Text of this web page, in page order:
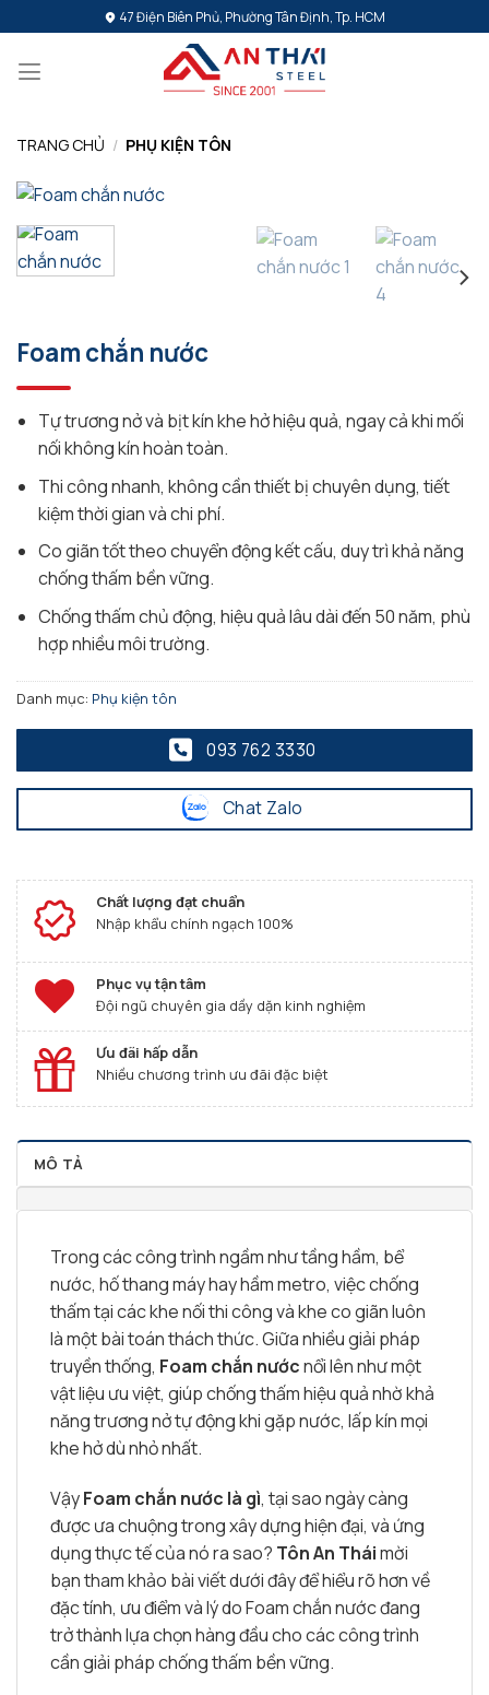
qua
nội
47 Điện Biên Phủ, Phường Tân Định, Tp. HCM
TRANG CHỦ / PHỤ KIỆN TÔN
Foam chắn nước
Tự trương nở và bịt kín khe hở hiệu quả, ngay cả khi mối
nối không kín hoàn toàn.
Thi công nhanh, không cần thiết bị chuyên dụng, tiết
kiệm thời gian và chi phí.
Co giãn tốt theo chuyển động kết cấu, duy trì khả năng
chống thấm bền vững.
Chống thấm chủ động, hiệu quả lâu dài đến 50 năm, phù
hợp nhiều môi trường.
Danh mục: Phụ kiện tôn
093 762 3330
Chat Zalo
Chất lượng đạt chuẩn
Nhập khẩu chính ngạch 100%
Phục vụ tận tâm
Đội ngũ chuyên gia dầy dặn kinh nghiệm
Ưu đãi hấp dẫn
Nhiều chương trình ưu đãi đặc biệt
MÔ TẢ
Trong các công trình ngầm như tầng hầm, bể
nước, hố thang máy hay hầm metro, việc chống
thấm tại các khe nối thi công và khe co giãn luôn
là một bài toán thách thức. Giữa nhiều giải pháp
truyền thống, Foam chắn nướcnổi lên như một
vật liệu ưu việt, giúp chống thấm hiệu quả nhờ khả
năng trương nở tự động khi gặp nước, lấp kín mọi
khe hở dù nhỏ nhất.
VậyFoam chắn nước là gì, tại sao ngày càng
được ưa chuộng trong xây dựng hiện đại, và ứng
dụng thực tế của nó ra sao? Tôn An Tháimời
bạn tham khảo bài viết dưới đây để hiểu rõ hơn về
đặc tính, ưu điểm và lý do Foam chắn nước đang
trở thành lựa chọn hàng đầu cho các công trình
cần giải pháp chống thấm bền vững.